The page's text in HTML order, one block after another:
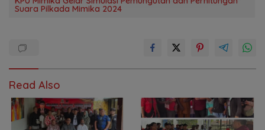
Suara Pilkada Mimika 2024
Read Also